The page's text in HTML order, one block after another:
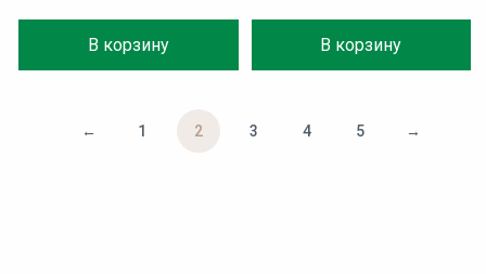
В корзину В корзину
← 1 2 3 4 5 →